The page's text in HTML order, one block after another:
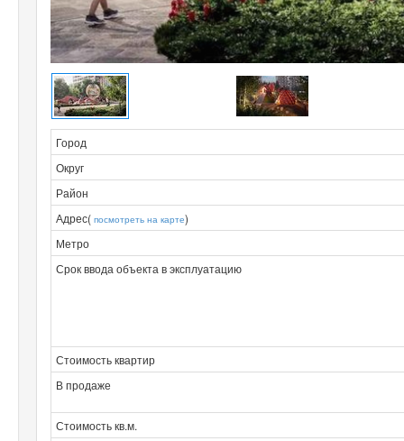
Город
Округ
Район
Адрес( посмотреть на карте)
Метро
Срок ввода объекта в эксплуатацию
Стоимость квартир
В продаже
Стоимость кв.м.